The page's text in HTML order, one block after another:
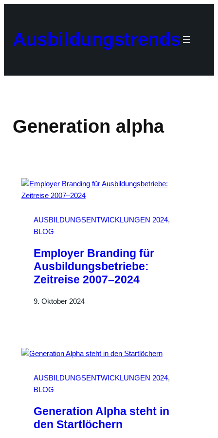
springen
Ausbildungstrends
Generation alpha
AUSBILDUNGSENTWICKLUNGEN 2024
BLOG
Employer Branding für
Ausbildungsbetriebe:
Zeitreise 2007–2024
9. Oktober 2024
AUSBILDUNGSENTWICKLUNGEN 2024
BLOG
Generation Alpha steht in
den Startlöchern